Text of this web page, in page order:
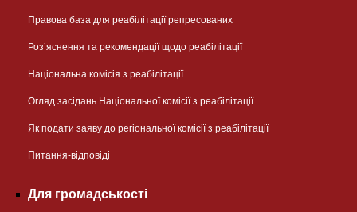
Правова база для реабілітації репресованих
Розʼяснення та рекомендації щодо реабілітації
Національна комісія з реабілітації
Огляд засідань Національної комісії з реабілітації
Як подати заяву до регіональної комісії з реабілітації
Питання-відповіді
Для громадськості